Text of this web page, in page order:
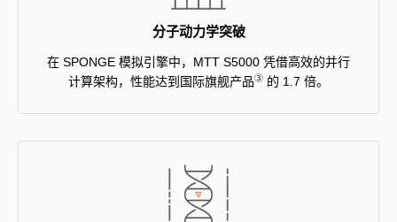
分子动力学突破
在 SPONGE 模拟引擎中，MTT S5000 凭借高效的并行
计算架构，性能达到国际旗舰产品③ 的 1.7 倍。